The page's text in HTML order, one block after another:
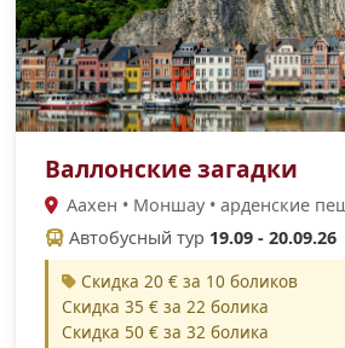
Валлонские загадки
Аахен • Моншау • арденские
Автобусный тур 19.09 - 20.09.26
Скидка 20 € за 10 боликов
Скидка 35 € за 22 болика
Скидка 50 € за 32 болика